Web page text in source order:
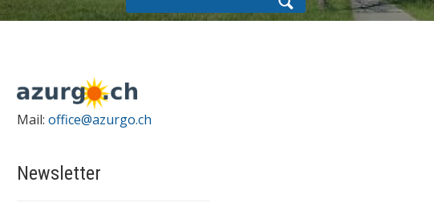
Mail:office@azurgo.ch
Newsletter